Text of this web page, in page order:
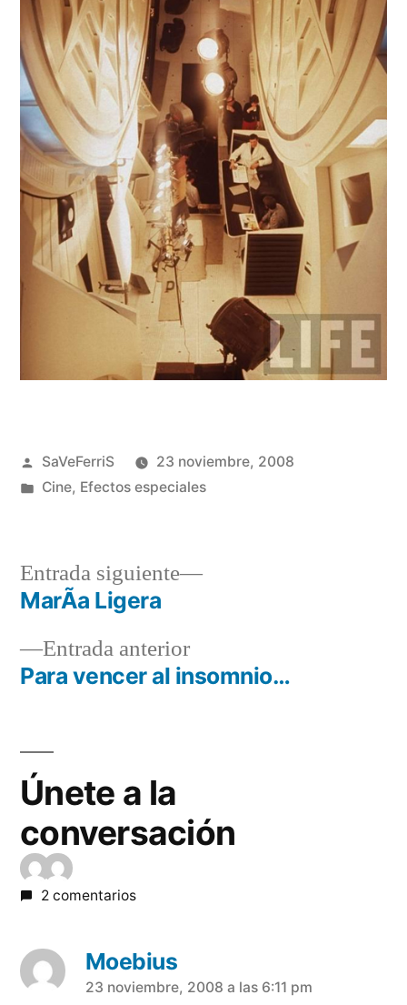
Publicado
por
SaVeFerriS
23 noviembre, 2008
Publicado
Cine, Efectos especiales
Navegación
deEntrada anteriorEntrada
anterior:
Para vencer al insomnio…
Entrada siguiente
Entrada
MarÃ­a Ligera
Únete a la
conversación
2 comentarios
Moebius
dice:
23 noviembre, 2008 a las 6:11 pm